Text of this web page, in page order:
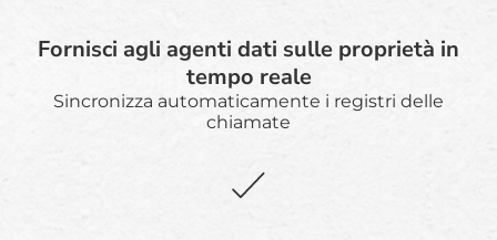
Fornisci agli agenti dati sulle proprietà in
tempo reale
Sincronizza automaticamente i registri delle
chiamate